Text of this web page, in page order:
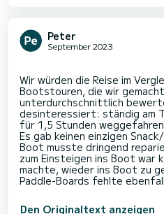
Peter
September 2023
Wir würden die Reise im
Bootstouren, die wir
unterdurchschnittlich
desinteressiert: ständig am
für 1,5 Stunden
Es gab keinen einzigen
Boot musste dringend
zum Einsteigen ins Boot war
machte, wieder ins Boot zu
Den Originaltext anzeigen